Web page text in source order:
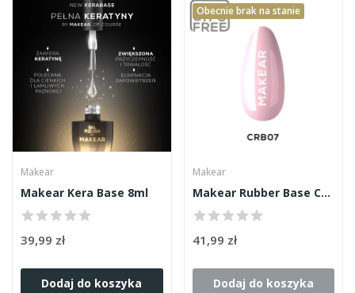
Makear
Makear Kera Base 8ml
39,99 zł
Dodaj do koszyka
Obecnie brak na stanie
Makear
Makear Rubber Base CRB Coral 8ml
41,99 zł
Dodaj do koszyka